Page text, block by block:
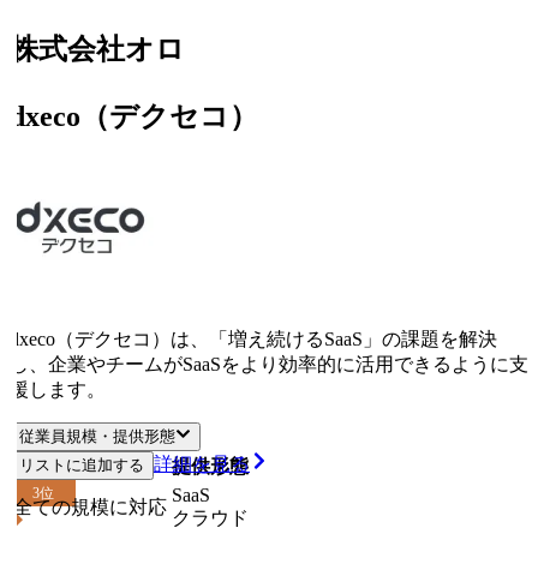
式会社オロ
（デクセコ）
（デクセコ）は、「増え続けるSaaS」の課題を解決
、企業やチームがSaaSをより効率的に活用できるように支
します。
従業員規模・提供形態
従業員規模
提供形態
ての規模に対応
SaaS
クラウド
リストに追加する 詳細を見る
位